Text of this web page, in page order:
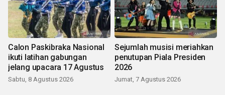
Calon Paskibraka Nasional
ikuti latihan gabungan
jelang upacara 17 Agustus
Sabtu, 8 Agustus 2026
Sejumlah musisi meriahkan
penutupan Piala Presiden
2026
Jumat, 7 Agustus 2026